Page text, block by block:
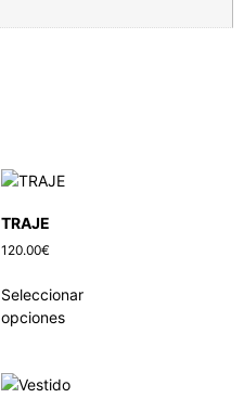
TRAJE
120.00€
Seleccionar
opciones